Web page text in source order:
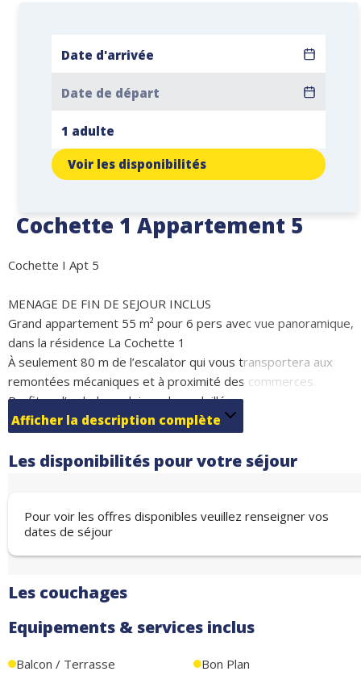
Cochette 1 Appartement 5
Cochette I Apt 5
MENAGE DE FIN DE SEJOUR INCLUS
Grand appartement 55 m² pour 6 pers avec vue panoramique,
dans la résidence La Cochette 1
À seulement 80 m de l’escalator qui vous transportera aux
remontées mécaniques et à proximité des commerces.
Profitez d’un balcon plein sud ensoleillé avec vue exceptionnelle
sur les Grandes Rousses, la cascade de la Fare et la vallée de
Cuisine équipée, 2 chambres, 1 cabine, 2 salles de bains et
l’année !
Couchages :
1 chambre avec lit double (140 cm) et accès au balcon (2
1 chambre avec lit superposé (2x90 cm) (2 couchages)
️ Parking souterrain gratuit sous la résidence
Afficher la description complète
Les disponibilités pour votre séjour
Pour voir les offres disponibles veuillez renseigner vos
dates de séjour
Les couchages
Equipements & services inclus
Balcon / Terrasse
Bon Plan
Voir les disponibilités